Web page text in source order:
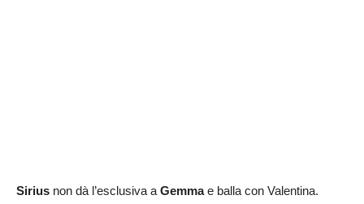
Sirius non dà l’esclusiva aGemmae balla con Valentina.